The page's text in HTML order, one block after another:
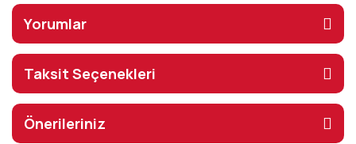
Yorumlar
Taksit Seçenekleri
Önerileriniz